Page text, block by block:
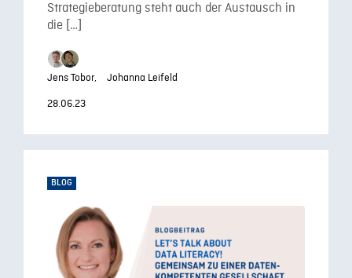
Strategieberatung steht auch der Austausch in
die […]
Jens Tobor,
Johanna Leifeld
28.06.23
BLOG